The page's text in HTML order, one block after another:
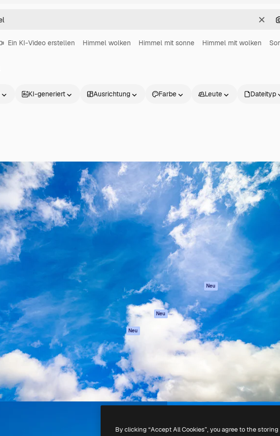
Ein KI-Video erstellen Himmel wolken Himmel mit sonne Himmel mit wolken
KI-generiert Ausrichtung Farbe Leute Dateityp
Plattform, um deine beste
Mehr als 1 Million
unter Kreativen, Unternehmen,
Studios.
Produkte
Spaces
KI-Videogenerator
Stimmengenerator
Stock-Inhalte
MCP für
Claude/ChatGPT
Neu
Agenten Neu
API
Mobile App
Alle Magnific-Tools
Loslegen
Academy
Dokumentation
Support
AGB
Datenschutzerklärung
Originale
Neu
Cookie-Richtlinie
Vertrauenszentrum
Partner
Unternehmen
Reviews
Karriere
Slidesgo
Deine
verkaufen
Suchst
2026 Freepik Company S.L.U. Alle Rechte vorbehalten
By clicking “Accept All Cookies”, you agree to the